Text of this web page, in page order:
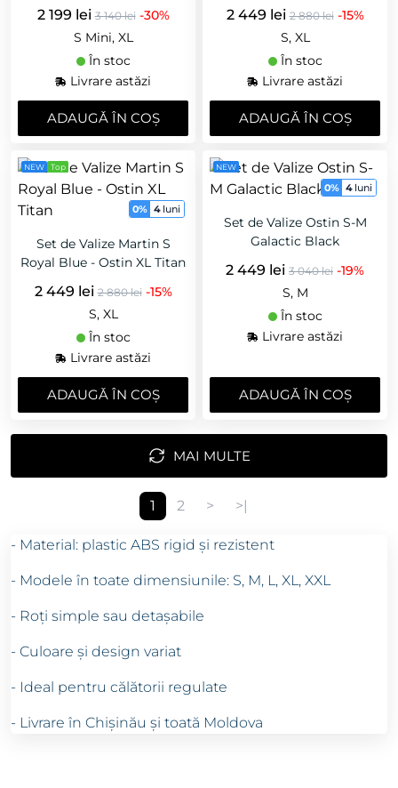
2 199 lei 3 140 lei -30%
S Mini, XL
În stoc
Livrare astăzi
ADAUGǍ ÎN COȘ
2 449 lei 2 880 lei -15%
S, XL
În stoc
Livrare astăzi
ADAUGǍ ÎN COȘ
NEW Top
0% 4 luni
Set de Valize Martin S
Royal Blue - Ostin XL Titan
2 449 lei 2 880 lei -15%
S, XL
În stoc
Livrare astăzi
ADAUGǍ ÎN COȘ
NEW
0% 4 luni
Set de Valize Ostin S-M
Galactic Black
2 449 lei 3 040 lei -19%
S, M
În stoc
Livrare astăzi
ADAUGǍ ÎN COȘ
MAI MULTE
1 2 > >|
- Material: plastic ABS rigid și rezistent
- Modele în toate dimensiunile: S, M, L, XL, XXL
- Roți simple sau detașabile
- Culoare și design variat
- Ideal pentru călătorii regulate
- Livrare în Chișinău și toată Moldova